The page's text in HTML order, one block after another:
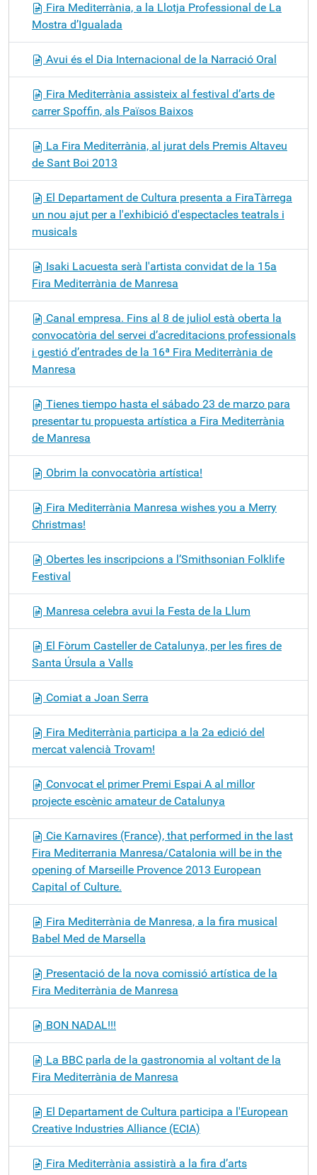
Fira Mediterrània, a la Llotja Professional de La
Mostra d’Igualada
Avui és el Dia Internacional de la Narració Oral
Fira Mediterrània assisteix al festival d’arts de
carrer Spoffin, als Països Baixos
La Fira Mediterrània, al jurat dels Premis Altaveu
de Sant Boi 2013
El Departament de Cultura presenta a FiraTàrrega
un nou ajut per a l'exhibició d'espectacles teatrals i
musicals
Isaki Lacuesta serà l'artista convidat de la 15a
Fira Mediterrània de Manresa
Canal empresa. Fins al 8 de juliol està oberta la
convocatòria del servei d’acreditacions professionals
i gestió d’entrades de la 16ª Fira Mediterrània de
Manresa
Tienes tiempo hasta el sábado 23 de marzo para
presentar tu propuesta artística a Fira Mediterrània
de Manresa
Obrim la convocatòria artística!
Fira Mediterrània Manresa wishes you a Merry
Christmas!
Obertes les inscripcions a l’Smithsonian Folklife
Festival
Manresa celebra avui la Festa de la Llum
El Fòrum Casteller de Catalunya, per les fires de
Santa Úrsula a Valls
Comiat a Joan Serra
Fira Mediterrània participa a la 2a edició del
mercat valencià Trovam!
Convocat el primer Premi Espai A al millor
projecte escènic amateur de Catalunya
Cie Karnavires (France), that performed in the last
Fira Mediterrania Manresa/Catalonia will be in the
opening of Marseille Provence 2013 European
Capital of Culture.
Fira Mediterrània de Manresa, a la fira musical
Babel Med de Marsella
Presentació de la nova comissió artística de la
Fira Mediterrània de Manresa
BON NADAL!!!
La BBC parla de la gastronomia al voltant de la
Fira Mediterrània de Manresa
El Departament de Cultura participa a l'European
Creative Industries Alliance (ECIA)
Fira Mediterrània assistirà a la fira d’arts